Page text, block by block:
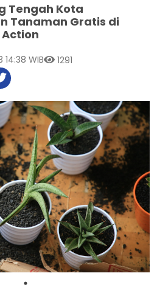
Tengah Kota
Tanaman Gratis di
WIB 1291